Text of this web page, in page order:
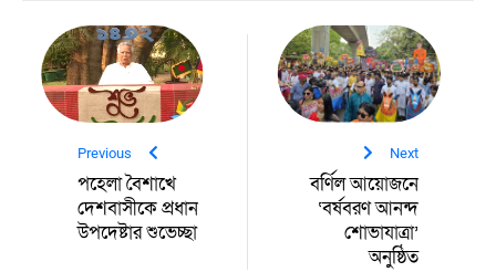
Previous
পহেলা বৈশাখে
দেশবাসীকে প্রধান
উপদেষ্টার শুভেচ্ছা
Next
বর্ণিল আয়োজনে
‘বর্ষবরণ আনন্দ
শোভাযাত্রা’
অনুষ্ঠিত